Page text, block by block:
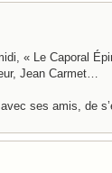
« Le Caporal
Jean Carmet…
ses amis, de